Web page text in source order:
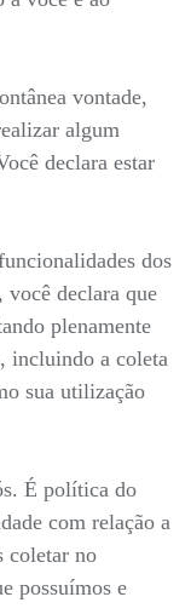
vontade,
algum
declara estar
dos
declara que
plenamente
incluindo a coleta
sua utilização
É política do
com relação a
coletar no
possuímos e